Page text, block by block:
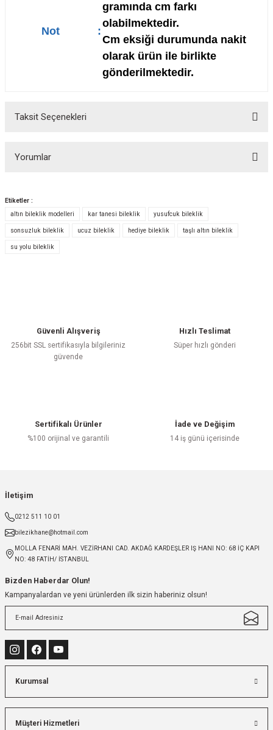
Not :
gramında cm farkı
olabilmektedir.
Cm eksiği durumunda nakit
olarak ürün ile birlikte
gönderilmektedir.
Taksit Seçenekleri
Yorumlar
Bu ürüne ilk yorumu siz yapın!
Etiketler :
altın bileklik modelleri
kar tanesi bileklik yusufcuk bileklik
sonsuzluk bileklik ucuz bileklik hediye bileklik taşlı altın bileklik
su yolu bileklik
Güvenli Alışveriş
256bit SSL sertifikasıyla bilgileriniz
güvende
Hızlı Teslimat
Süper hızlı gönderi
Sertifikalı Ürünler
%100 orijinal ve garantili
İade ve Değişim
14 iş günü içerisinde
İletişim
0212 511 10 01
bilezikhane@hotmail.com
MOLLA FENARİ MAH. VEZİRHANI CAD. AKDAĞ KARDEŞLER IŞ HANI NO: 68 İÇ KAPI
NO: 48 FATİH/ İSTANBUL
Bizden Haberdar Olun!
Kampanyalardan ve yeni ürünlerden ilk sizin haberiniz olsun!
Kurumsal
Müşteri Hizmetleri